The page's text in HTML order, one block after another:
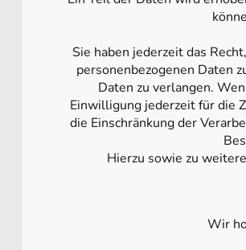
Sie haben jederzeit das
personenbezogenen Daten
Daten zu verlangen.
Einwilligung jederzeit für die
die Einschränkung der
Hierzu sowie zu
Wir